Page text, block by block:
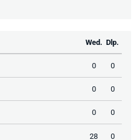
Wed. Dlp.
0 0
0 0
0 0
28 0